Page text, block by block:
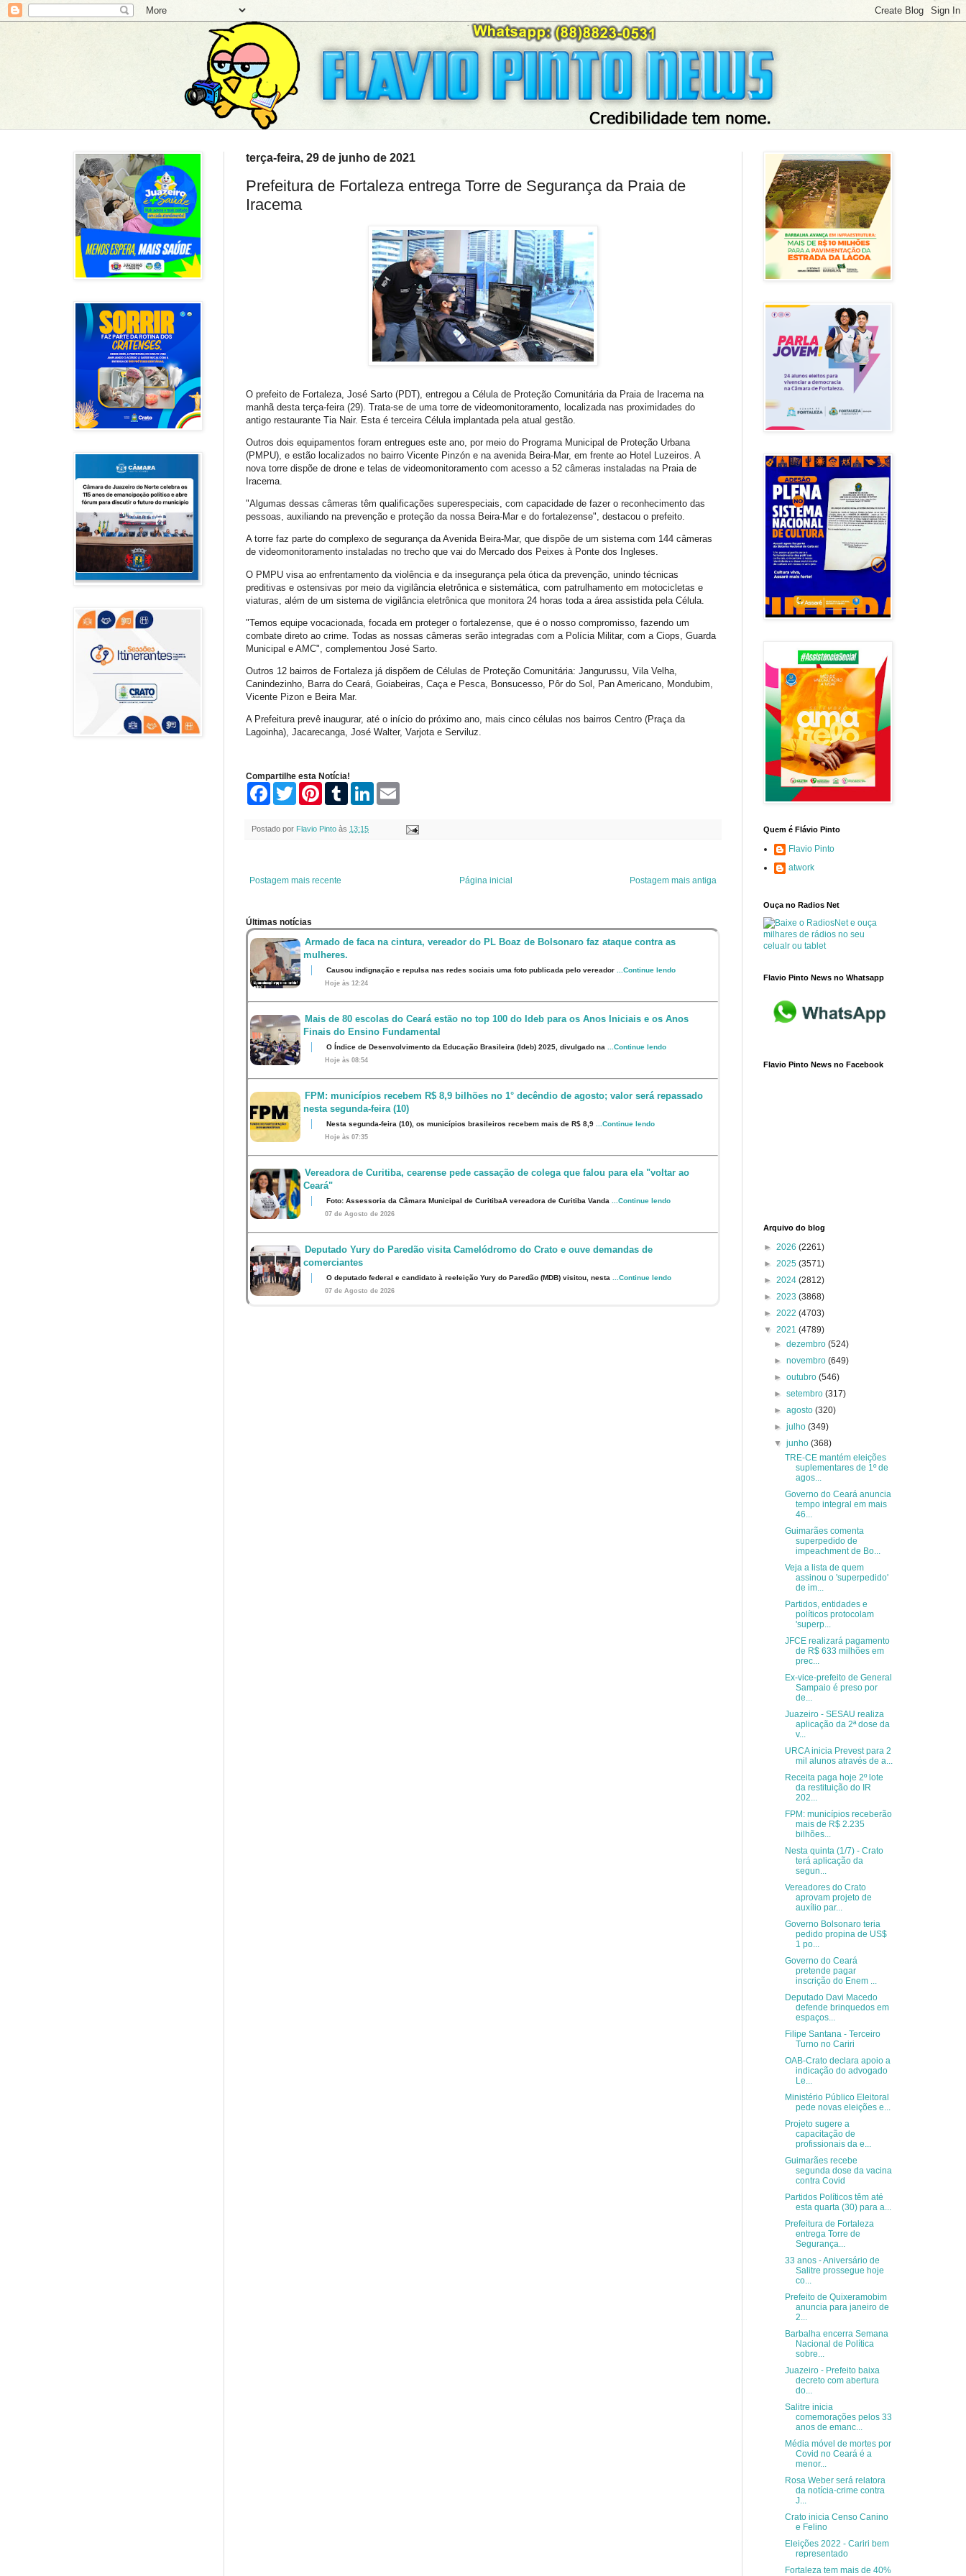
terça-feira, 29 de junho de 2021
Prefeitura de Fortaleza entrega Torre de Segurança da Praia de
Iracema
O prefeito de Fortaleza, José Sarto (PDT), entregou a Célula de Proteção Comunitária da Praia de Iracema na
manhã desta terça-feira (29). Trata-se de uma torre de videomonitoramento, localizada nas proximidades do
antigo restaurante Tia Nair. Esta é terceira Célula implantada pela atual gestão.
Outros dois equipamentos foram entregues este ano, por meio do Programa Municipal de Proteção Urbana
(PMPU), e estão localizados no bairro Vicente Pinzón e na avenida Beira-Mar, em frente ao Hotel Luzeiros. A
nova torre dispõe de drone e telas de videomonitoramento com acesso a 52 câmeras instaladas na Praia de
Iracema.
"Algumas dessas câmeras têm qualificações superespeciais, com capacidade de fazer o reconhecimento das
pessoas, auxiliando na prevenção e proteção da nossa Beira-Mar e do fortalezense", destacou o prefeito.
A torre faz parte do complexo de segurança da Avenida Beira-Mar, que dispõe de um sistema com 144 câmeras
de videomonitoramento instaladas no trecho que vai do Mercado dos Peixes à Ponte dos Ingleses.
O PMPU visa ao enfrentamento da violência e da insegurança pela ótica da prevenção, unindo técnicas
preditivas e ostensivas por meio da vigilância eletrônica e sistemática, com patrulhamento em motocicletas e
viaturas, além de um sistema de vigilância eletrônica que monitora 24 horas toda a área assistida pela Célula.
"Temos equipe vocacionada, focada em proteger o fortalezense, que é o nosso compromisso, fazendo um
combate direto ao crime. Todas as nossas câmeras serão integradas com a Polícia Militar, com a Ciops, Guarda
Municipal e AMC", complementou José Sarto.
Outros 12 bairros de Fortaleza já dispõem de Células de Proteção Comunitária: Jangurussu, Vila Velha,
Canindezinho, Barra do Ceará, Goiabeiras, Caça e Pesca, Bonsucesso, Pôr do Sol, Pan Americano, Mondubim,
Vicente Pizon e Beira Mar.
A Prefeitura prevê inaugurar, até o início do próximo ano, mais cinco células nos bairros Centro (Praça da
Lagoinha), Jacarecanga, José Walter, Varjota e Serviluz.
Compartilhe esta Notícia!
b
w
t
e
t
l
Postado por Flavio Pinto às 13:15
Postagem mais recente Postagem mais antiga
Página inicial
Últimas notícias
Armado de faca na cintura, vereador do PL Boaz de Bolsonaro faz ataque contra as
mulheres.
Causou indignação e repulsa nas redes sociais uma foto publicada pelo vereador ...Continue lendo
Hoje às 12:24
Mais de 80 escolas do Ceará estão no top 100 do Ideb para os Anos Iniciais e os Anos
Finais do Ensino Fundamental
O Índice de Desenvolvimento da Educação Brasileira (Ideb) 2025, divulgado na ...Continue lendo
Hoje às 08:54
FPM: municípios recebem R$ 8,9 bilhões no 1° decêndio de agosto; valor será repassado
nesta segunda-feira (10)
Nesta segunda-feira (10), os municípios brasileiros recebem mais de R$ 8,9 ...Continue lendo
Hoje às 07:35
Vereadora de Curitiba, cearense pede cassação de colega que falou para ela "voltar ao
Ceará"
Foto: Assessoria da Câmara Municipal de CuritibaA vereadora de Curitiba Vanda ...Continue lendo
07 de Agosto de 2026
Deputado Yury do Paredão visita Camelódromo do Crato e ouve demandas de
comerciantes
O deputado federal e candidato à reeleição Yury do Paredão (MDB) visitou, nesta ...Continue lendo
07 de Agosto de 2026
Quem é Flávio Pinto
Flavio Pinto
atwork
Ouça no Radios Net
Flavio Pinto News no Whatsapp
Flavio Pinto News no Facebook
Arquivo do blog
► 2026 (2261)
► 2025 (3571)
► 2024 (2812)
► 2023 (3868)
► 2022 (4703)
▼ 2021 (4789)
►dezembro(524)
►novembro(649)
►outubro(546)
►setembro(317)
►agosto(320)
►julho(349)
▼junho(368)
TRE-CE mantém eleições
suplementares de 1º de
agos...
Governo do Ceará anuncia
tempo integral em mais
46...
Guimarães comenta
superpedido de
impeachment de Bo...
Veja a lista de quem
assinou o 'superpedido'
de im...
Partidos, entidades e
políticos protocolam
'superp...
JFCE realizará pagamento
de R$ 633 milhões em
prec...
Ex-vice-prefeito de General
Sampaio é preso por
de...
Juazeiro - SESAU realiza
aplicação da 2ª dose da
v...
URCA inicia Prevest para 2
mil alunos através de a...
Receita paga hoje 2º lote
da restituição do IR
202...
FPM: municípios receberão
mais de R$ 2.235
bilhões...
Nesta quinta (1/7) - Crato
terá aplicação da
segun...
Vereadores do Crato
aprovam projeto de
auxílio par...
Governo Bolsonaro teria
pedido propina de US$
1 po...
Governo do Ceará
pretende pagar
inscrição do Enem ...
Deputado Davi Macedo
defende brinquedos em
espaços...
Filipe Santana - Terceiro
Turno no Cariri
OAB-Crato declara apoio a
indicação do advogado
Le...
Ministério Público Eleitoral
pede novas eleições e...
Projeto sugere a
capacitação de
profissionais da e...
Guimarães recebe
segunda dose da vacina
contra Covid
Partidos Políticos têm até
esta quarta (30) para a...
Prefeitura de Fortaleza
entrega Torre de
Segurança...
33 anos - Aniversário de
Salitre prossegue hoje
co...
Prefeito de Quixeramobim
anuncia para janeiro de
2...
Barbalha encerra Semana
Nacional de Política
sobre...
Juazeiro - Prefeito baixa
decreto com abertura
do...
Salitre inicia
comemorações pelos 33
anos de emanc...
Média móvel de mortes por
Covid no Ceará é a
menor...
Rosa Weber será relatora
da notícia-crime contra
J...
Crato inicia Censo Canino
e Felino
Eleições 2022 - Cariri bem
representado
Fortaleza tem mais de 40%